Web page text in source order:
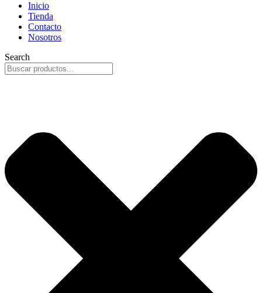
Inicio
Tienda
Contacto
Nosotros
Search